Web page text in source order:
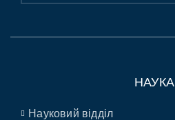
НАУКА
Науковий відділ